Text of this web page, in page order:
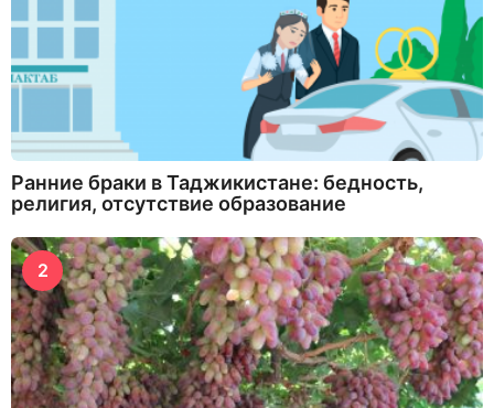
Ранние браки в Таджикистане: бедность,
религия, отсутствие образование
2